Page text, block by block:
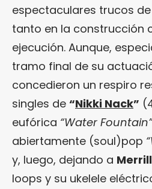
espectaculares trucos
tanto en la construcción
ejecución. Aunque,
tramo final de su
concedieron un respiro
singles de “Nikki Nack”
eufórica “Water Fountain”
abiertamente (soul)pop
y, luego, dejando a Merrill
loops y su ukelele